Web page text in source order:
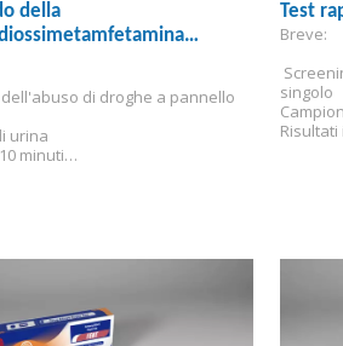
della
di droghe a pannello
urina
minuti
Test
Breve:
singolo
Risultati